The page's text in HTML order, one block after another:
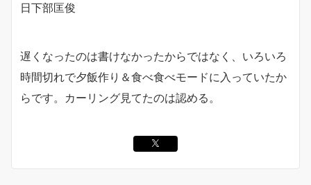
日下部匡俊
遅くなったのは書けなかったからではなく、いろいろ
時間切れで夕飯作り＆食べ食べモードに入っていたか
らです。カーリング見てたのは認める。